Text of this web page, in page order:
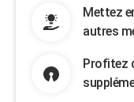
Mettez
autres
Profitez